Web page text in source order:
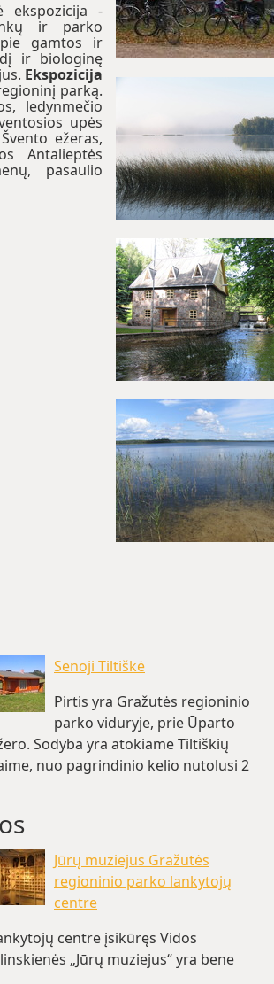
ekspozicija -
ir parko
gamtos ir
ir biologinę
Ekspozicija
parką.
ledynmečio
upės
ežeras,
Antalieptės
pasaulio
Senoji Tiltiškė
Pirtis yra Gražutės regioninio
parko viduryje, prie Ūparto
Sodyba yra atokiame Tiltiškių
nuo pagrindinio kelio nutolusi 2
Jūrų muziejus Gražutės
regioninio parko lankytojų
centre
centre įsikūręs Vidos
„Jūrų muziejus“ yra bene